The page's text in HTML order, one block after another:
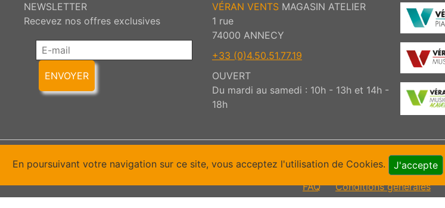
En poursuivant votre navigation sur ce site, vous acceptez l'utilisation de Cookies. J'accepte
NEWSLETTER
Recevez nos offres exclusives
ENVOYER
VÉRAN VENTS MAGASIN ATELIER
1 rue
74000 ANNECY
+33 (0)4.50.51.77.19
OUVERT
Du mardi au samedi : 10h - 13h et 14h -
18h
UTILE !
FAQ
Conditions générales